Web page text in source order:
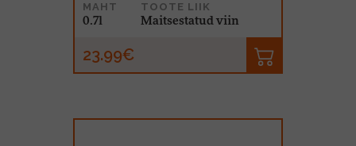
MAHT
0.7l
TOOTE LIIK
Maitsestatud viin
23.99€